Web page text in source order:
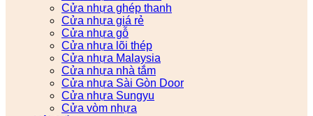
Cửa nhựa ghép thanh
Cửa nhựa giá rẻ
Cửa nhựa gỗ
Cửa nhựa lõi thép
Cửa nhựa Malaysia
Cửa nhựa nhà tắm
Cửa nhựa Sài Gòn Door
Cửa nhựa Sungyu
Cửa vòm nhựa